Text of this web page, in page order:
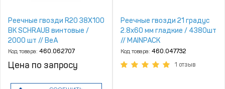
Реечные гвозди R20 38X100
BK SCHRAUB винтовые /
2000 шт // BeA
Код товара: 460.062707
Цена по запросу
Реечные гвозди 21 градус
2.8х60 мм гладкие / 4380шт
// MAINPACK
Код товара: 460.047732
1 отзыв